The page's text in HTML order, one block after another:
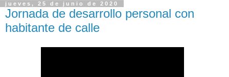
jueves, 25 de junio de 2020
Jornada de desarrollo personal con
habitante de calle